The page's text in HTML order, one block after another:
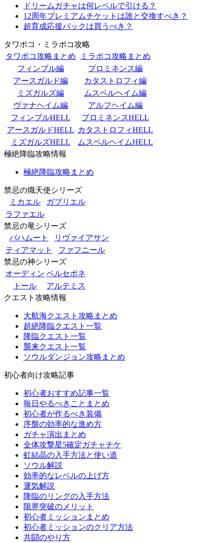
ドリームガチャは何レベルで引ける？
12周年プレミアムチケットは誰と交換すべき？
超育成応援パックは買うべき？
タワポコ・ミラポコ攻略
タワポコ攻略まとめ
ミラポコ攻略まとめ
フィンブル編
プロミネンス編
アースガルド編
カタストロフィ編
ミズガルズ編
ムスペルヘイム編
ヴァナヘイム編
アルフヘイム編
フィンブルHELL
プロミネンスHELL
アースガルドHELL カタストロフィHELL
ミズガルズHELL
ムスペルヘイムHELL
極絶降臨攻略情報
極絶降臨攻略まとめ
禁忌の熾天使シリーズ
ミカエル
ガブリエル
ラファエル
禁忌の竜シリーズ
バハムート
リヴァイアサン
ティアマット
ファフニール
禁忌の神シリーズ
オーディン ペルセポネ
トール
アルテミス
クエスト攻略情報
大航海クエスト攻略まとめ
超絶降臨クエスト一覧
降臨クエスト一覧
襲来クエスト一覧
ソウルダンジョン攻略まとめ
初心者向け攻略記事
初心者おすすめ記事一覧
毎日やるべきことまとめ
初心者が作るべき装備
序盤の効率的な進め方
ガチャ演出まとめ
全体攻撃星5確定ガチャチケ
虹結晶の入手方法と使い道
ソウル解説
効率的なレベルの上げ方
運気解説
降臨のリングの入手方法
限界突破のメリット
初心者ミッションまとめ
初心者ミッションのクリア方法
共闘のやり方